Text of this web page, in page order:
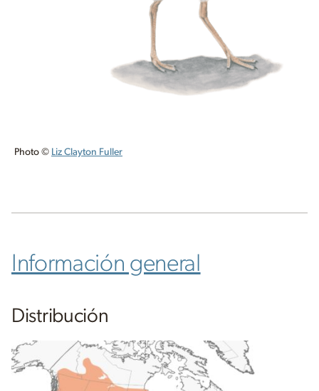
Photo © Liz Clayton Fuller
Información general
Distribución